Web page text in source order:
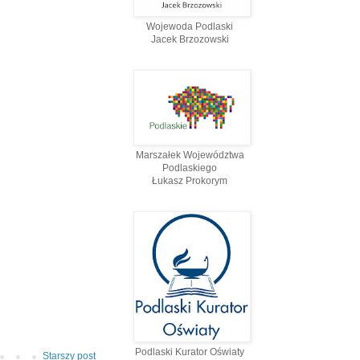
Starszy post
Wojewoda Podlaski
Jacek Brzozowski
Marszałek Województwa
Podlaskiego
Łukasz Prokorym
Podlaski Kurator Oświaty